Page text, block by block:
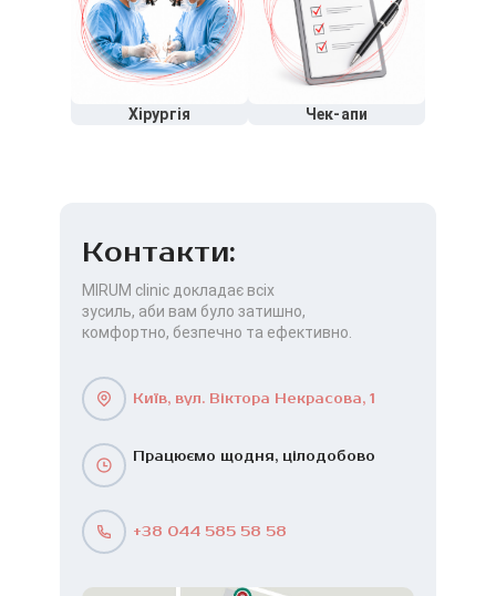
Хірургія Чек-апи
Контакти:
MIRUM clinic докладає всіх
зусиль, аби вам було затишно,
комфортно, безпечно та ефективно.
Київ, вул. Віктора Некрасова, 1
Працюємо щодня, цілодобово
+38 044 585 58 58